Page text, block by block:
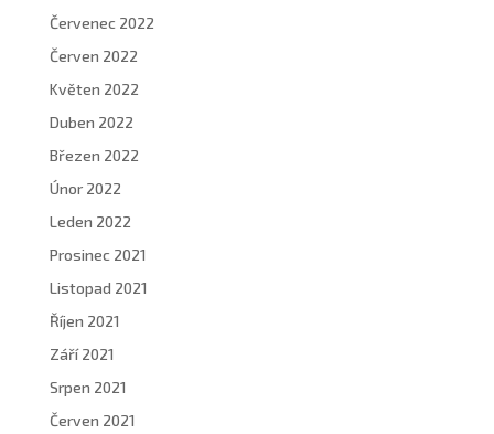
Červenec 2022
Červen 2022
Květen 2022
Duben 2022
Březen 2022
Únor 2022
Leden 2022
Prosinec 2021
Listopad 2021
Říjen 2021
Září 2021
Srpen 2021
Červen 2021